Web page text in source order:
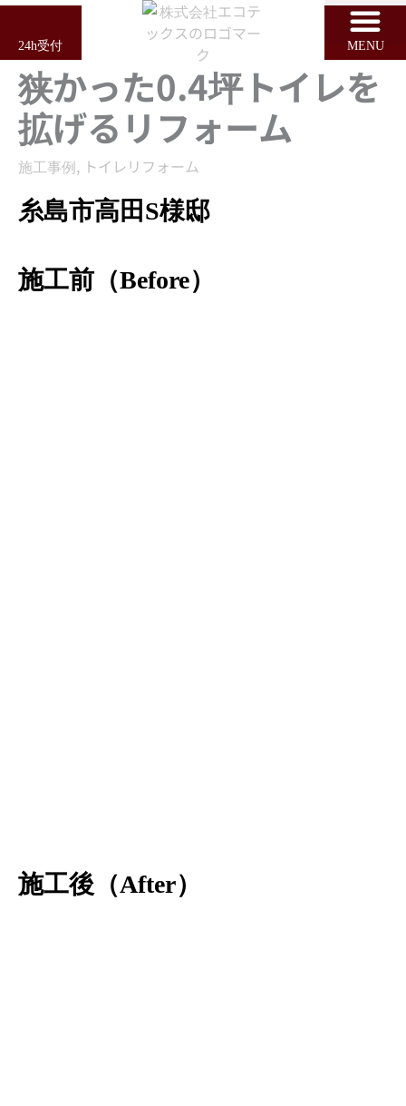
内
24h受付 MENU
狭かった0.4坪トイレを
拡げるリフォーム
施工事例, トイレリフォーム
糸島市高田S様邸
施工前（Before）
施工後（After）